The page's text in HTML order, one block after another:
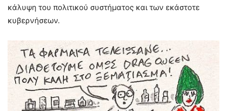
κάλυψη του πολιτικού συστήματος και των εκάστοτε
κυβερνήσεων.